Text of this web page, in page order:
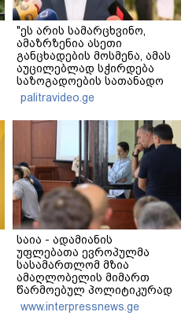
"ეს არის სამარცხვინო,
ამაზრზენია ასეთი
განცხადების მოსმენა, ამას
აუცილებლად სჭირდება
საზოგადოების სათანადო
რეაქცია" - ირაკლი
კობახიძე
palitravideo.ge
საია - ადამიანის
უფლებათა ევროპულმა
სასამართლომ მზია
ამაღლობელის მიმართ
წარმოებულ პოლიტიკურად
მოტივირებულ ბრალდების
საქმეზე წარდგენილი
www.interpressnews.ge